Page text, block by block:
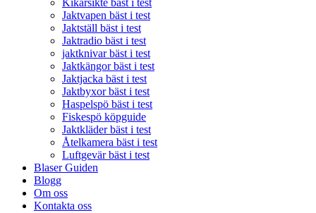
Kikarsikte bäst i test
Jaktvapen bäst i test
Jaktställ bäst i test
Jaktradio bäst i test
jaktknivar bäst i test
Jaktkängor bäst i test
Jaktjacka bäst i test
Jaktbyxor bäst i test
Haspelspö bäst i test
Fiskespö köpguide
Jaktkläder bäst i test
Åtelkamera bäst i test
Luftgevär bäst i test
Blaser Guiden
Blogg
Om oss
Kontakta oss